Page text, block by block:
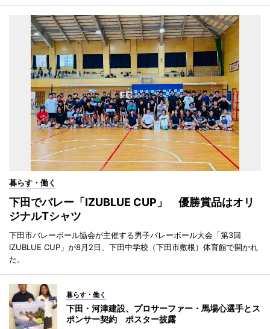
暮らす・働く
下田でバレー「IZUBLUE CUP」 優勝賞品はオリ
ジナルTシャツ
下田市バレーボール協会が主催する男子バレーボール大会「第3回
IZUBLUE CUP」が8月2日、下田中学校（下田市敷根）体育館で開かれ
た。
暮らす・働く
下田・河津建設、プロサーファー・馬場心選手とス
ポンサー契約 ポスター披露